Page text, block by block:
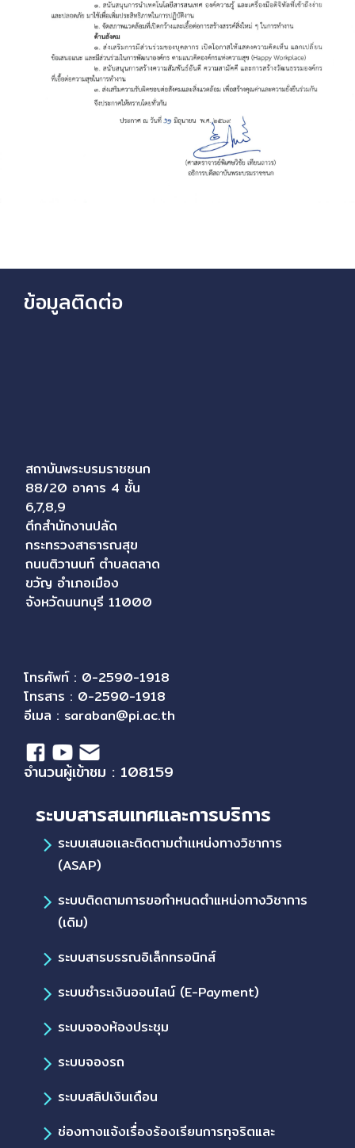
ข้อมูลติดต่อ
สถาบันพระบรมราชชนก
88/20 อาคาร 4 ชั้น
6,7,8,9
ตึกสำนักงานปลัด
กระทรวงสาธารณสุข
ถนนติวานนท์ ตำบลตลาด
ขวัญ อำเภอเมือง
จังหวัดนนทบุรี 11000
โทรศัพท์ : 0-2590-1918
โทรสาร : 0-2590-1918
อีเมล : saraban@pi.ac.th
จำนวนผู้เข้าชม : 108159
ระบบสารสนเทศและการบริการ
ระบบเสนอเเละติดตามตำเเหน่งทางวิชาการ
(ASAP)
ระบบติดตามการขอกำหนดตำแหน่งทางวิชาการ
(เดิม)
ระบบสารบรรณอิเล็กทรอนิกส์
ระบบชำระเงินออนไลน์ (E-Payment)
ระบบจองห้องประชุม
ระบบจองรถ
ระบบสลิปเงินเดือน
ช่องทางแจ้งเรื่องร้องเรียนการทุจริตและ